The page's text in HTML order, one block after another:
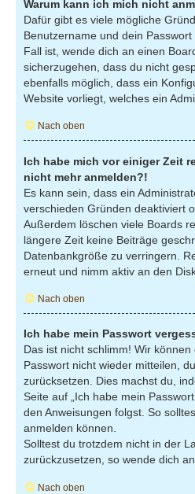
Warum kann ich mich nicht
Dafür gibt es viele mögliche
Benutzername und dein
Fall ist, wende dich an einen
sicherzugehen, dass du nicht
ebenfalls möglich, dass ein
Website vorliegt, welches ein
Nach oben
Ich habe mich vor einiger Zeit
nicht mehr anmelden?!
Es kann sein, dass ein
verschieden Gründen deaktiviert
Außerdem löschen viele Boards
längere Zeit keine Beiträge
Datenbankgröße zu verringern.
erneut und nimm aktiv an den
Nach oben
Ich habe mein Passwort
Das ist nicht schlimm! Wir
Passwort nicht wieder mitteilen,
zurücksetzen. Dies machst du,
Seite auf „Ich habe mein
den Anweisungen folgst. So
anmelden können.
Solltest du trotzdem nicht in der
zurückzusetzen, so wende dich
Nach oben